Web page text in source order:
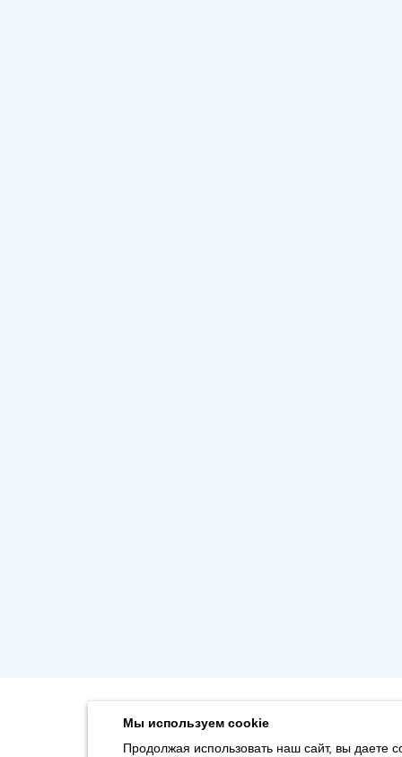
Мы используем cookie
Продолжая использовать наш сайт, вы даете